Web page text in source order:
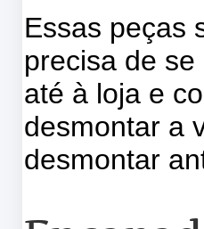
Essas peças
precisa de
até à loja e
desmontar a
desmontar